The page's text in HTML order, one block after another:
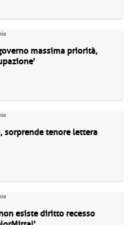
massima priorità,
sorprende tenore lettera
esiste diritto recesso